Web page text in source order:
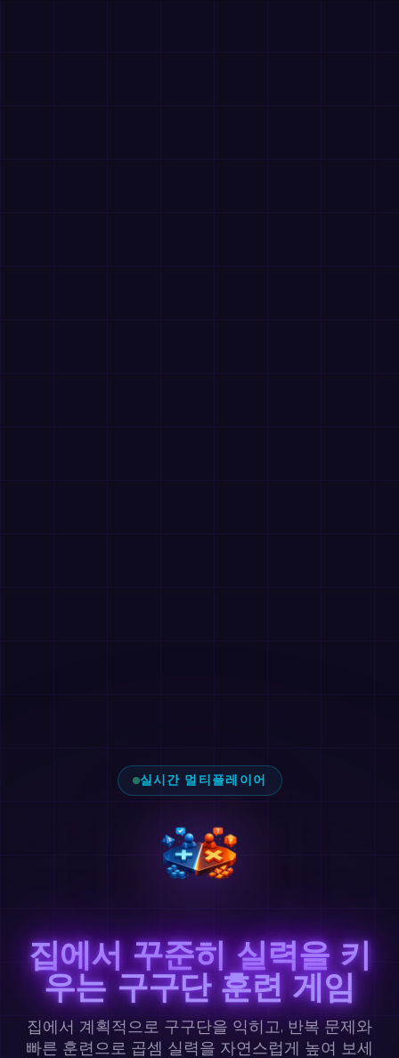
실시간 멀티플레이어
집에서 꾸준히 실력을 키
우는 구구단 훈련 게임
집에서 계획적으로 구구단을 익히고, 반복 문제와
빠른 훈련으로 곱셈 실력을 자연스럽게 높여 보세